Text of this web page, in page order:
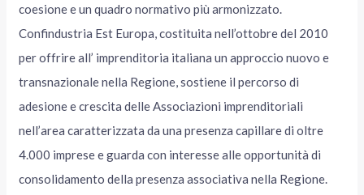
coesione e un quadro normativo più armonizzato.
Confindustria Est Europa, costituita nell’ottobre del 2010
per offrire all’ imprenditoria italiana un approccio nuovo e
transnazionale nella Regione, sostiene il percorso di
adesione e crescita delle Associazioni imprenditoriali
nell’area caratterizzata da una presenza capillare di oltre
4.000 imprese e guarda con interesse alle opportunità di
consolidamento della presenza associativa nella Regione.